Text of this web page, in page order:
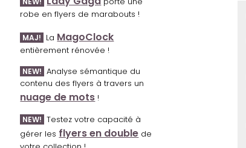
robe en flyers de marabouts !
MAJ! La MagoClock
entièrement rénovée !
NEW! Analyse sémantique du
contenu des flyers à travers un
nuage de mots !
NEW! Testez votre capacité à
gérer les flyers en double de